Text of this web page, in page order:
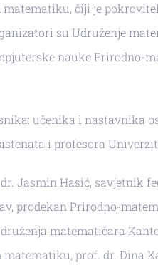
čiji je
su Udruženje
nauke Prirodno-
učenika i nastavnika
i profesora
Jasmin Hasić, savjetnik
prodekan Prirodno-
matematičara
prof. dr. Dina